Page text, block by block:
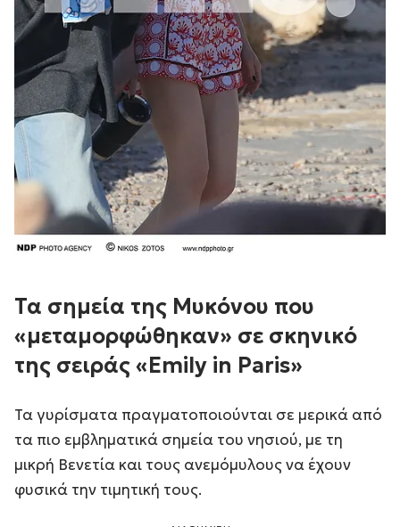
Τα σημεία της Μυκόνου που
«μεταμορφώθηκαν» σε σκηνικό
της σειράς «Emily in Paris»
Τα γυρίσματα πραγματοποιούνται σε μερικά από
τα πιο εμβληματικά σημεία του νησιού, με τη
μικρή Βενετία και τους ανεμόμυλους να έχουν
φυσικά την τιμητική τους.